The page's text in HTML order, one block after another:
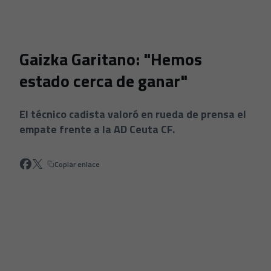
Gaizka Garitano: "Hemos
estado cerca de ganar"
El técnico cadista valoró en rueda de prensa el
empate frente a la AD Ceuta CF.
Copiar enlace